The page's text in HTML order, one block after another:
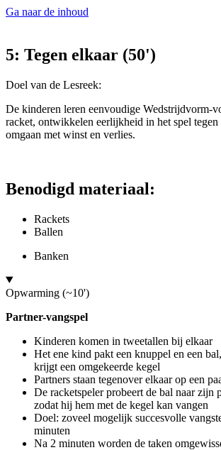
Ga naar de inhoud
5: Tegen elkaar (50')
Doel van de Lesreek:
De kinderen leren eenvoudige Wedstrijdvorm-
racket, ontwikkelen eerlijkheid in het spel tegen
omgaan met winst en verlies.
Benodigd materiaal:
Rackets
Ballen
Banken
Opwarming (~10')
Partner-vangspel
Kinderen komen in tweetallen bij elkaar
Het ene kind pakt een knuppel en een
krijgt een omgekeerde kegel
Partners staan tegenover elkaar op een
De racketspeler probeert de bal naar zijn
zodat hij hem met de kegel kan vangen
Doel: zoveel mogelijk succesvolle
minuten
Na 2 minuten worden de taken